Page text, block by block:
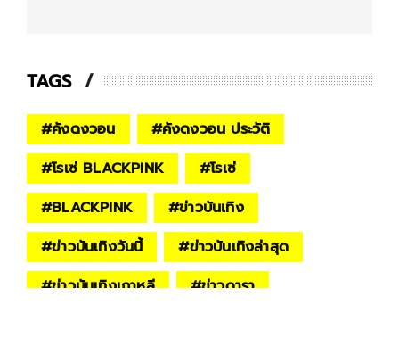
TAGS
#คังดงวอน #คังดงวอน ประวัติ
#โรเซ่ BLACKPINK #โรเซ่
#BLACKPINK #ข่าวบันเทิง
#ข่าวบันเทิงวันนี้ #ข่าวบันเทิงล่าสุด
#ข่าวบันเทิงเกาหลี #ข่าวดารา